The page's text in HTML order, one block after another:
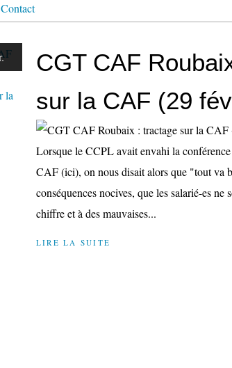
Contact
CGT CAF
sur la CAF (29
Lorsque le CCPL avait envahi la
CAF (ici), on nous disait alors que "tout va
conséquences nocives, que les salarié-es
chiffre et à des mauvaises...
LIRE LA SUITE